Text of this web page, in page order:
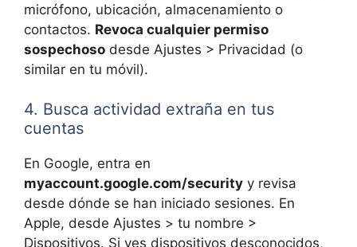
micrófono, ubicación, almacenamiento o
contactos. Revoca cualquier permiso
sospechoso desde Ajustes > Privacidad (o
similar en tu móvil).
4. Busca actividad extraña en tus
cuentas
En Google, entra en
myaccount.google.com/security y revisa
desde dónde se han iniciado sesiones. En
Apple, desde Ajustes > tu nombre >
Dispositivos. Si ves dispositivos desconocidos,